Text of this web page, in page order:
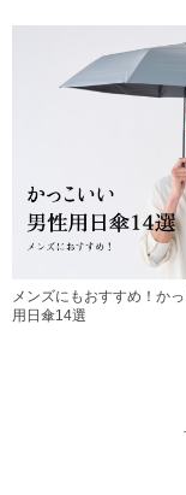
メンズにもおすすめ！か
用日傘14選